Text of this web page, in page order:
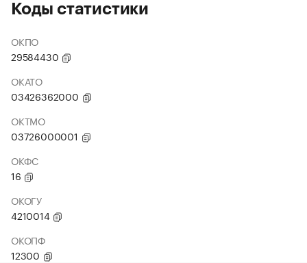
Коды статистики
ОКПО
29584430
ОКАТО
03426362000
ОКТМО
03726000001
ОКФС
16
ОКОГУ
4210014
ОКОПФ
12300